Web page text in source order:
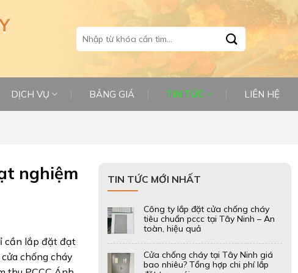
Tìm
kiếm:
DỊCH VỤ BẢNG GIÁ TIN TỨC LIÊN HỆ
nghiệm
cần lắp đặt đạt
chống cháy
TIN TỨC MỚI NHẤT
Công ty lắp đặt cửa chống cháy
tiêu chuẩn pccc tại Tây Ninh – An
toàn, hiệu quả
Cửa chống cháy tại Tây Ninh giá
bao nhiêu? Tổng hợp chi phí lắp